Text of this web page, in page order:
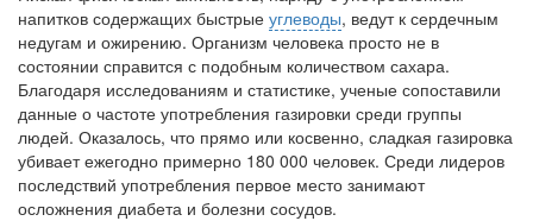
острой кардиотоксичности и
роста сопутствующих
осложнений от...
Закон о праве родителей находиться с детьми в
реанимации внесен в Госдуму
Соответствующий
напитков содержащих быстрые углеводы, ведут к сердечным
недугам и ожирению. Организм человека просто не в
состоянии справится с подобным количеством сахара.
Благодаря исследованиям и статистике, ученые сопоставили
данные о частоте употребления газировки среди группы
людей. Оказалось, что прямо или косвенно, сладкая газировка
убивает ежегодно примерно 180 000 человек. Среди лидеров
последствий употребления первое место занимают
осложнения диабета и болезни сосудов.